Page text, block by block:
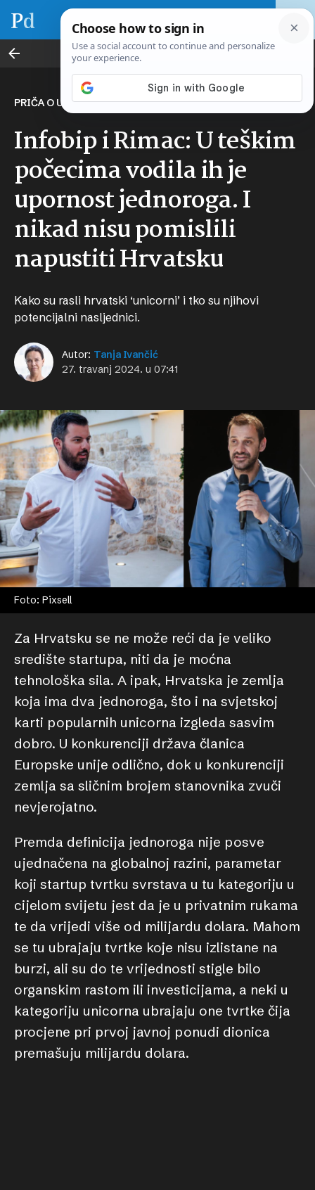
Rođendanski specijal Poslovnog dnevnika
PRIČA O USPJEHU
Infobip i Rimac: U teškim
počecima vodila ih je
upornost jednoroga. I
nikad nisu pomislili
napustiti Hrvatsku
Kako su rasli hrvatski ‘unicorni’ i tko su njihovi
potencijalni nasljednici.
Autor: Tanja Ivančić
27. travanj 2024. u 07:41
Foto: Pixsell
Za Hrvatsku se ne može reći da je veliko
središte startupa, niti da je moćna
tehnološka sila. A ipak, Hrvatska je zemlja
koja ima dva jednoroga, što i na svjetskoj
karti popularnih unicorna izgleda sasvim
dobro. U konkurenciji država članica
Europske unije odlično, dok u konkurenciji
zemlja sa sličnim brojem stanovnika zvuči
nevjerojatno.
Premda definicija jednoroga nije posve
ujednačena na globalnoj razini, parametar
koji startup tvrtku svrstava u tu kategoriju u
cijelom svijetu jest da je u privatnim rukama
te da vrijedi više od milijardu dolara. Mahom
se tu ubrajaju tvrtke koje nisu izlistane na
burzi, ali su do te vrijednosti stigle bilo
organskim rastom ili investicijama, a neki u
kategoriju unicorna ubrajaju one tvrtke čija
procjene pri prvoj javnoj ponudi dionica
premašuju milijardu dolara.